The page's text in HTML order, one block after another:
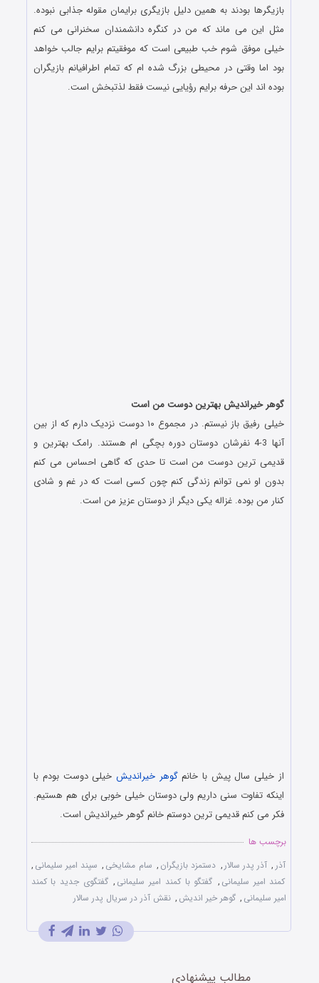
بازیگرها بودند به همین دلیل بازیگری برایمان مقوله جذابی نبوده.
مثل این می ماند که من در کنگره دانشمندان سخنرانی می کنم
خیلی موفق شوم خب طبیعی است که موفقیتم برایم جالب خواهد
بود اما وقتی در محیطی بزرگ شده ام که تمام اطرافیانم بازیگران
بوده اند این حرفه برایم رؤیایی نیست فقط لذتبخش است.
گوهر خیراندیش بهترین دوست من است
خیلی رفیق باز نیستم. در مجموع ۱۰ دوست نزدیک دارم که از بین
آنها 3-4 نفرشان دوستان دوره بچگی ام هستند. رامک بهترین و
قدیمی ترین دوست من است تا حدی که گاهی احساس می کنم
بدون او نمی توانم زندگی کنم چون کسی است که در غم و شادی
کنار من بوده. غزاله یکی دیگر از دوستان عزیز من است.
از خیلی سال پیش با خانمگوهر خیراندیش خیلی دوست بودم با
اینکه تفاوت سنی داریم ولی دوستان خیلی خوبی برای هم هستیم.
فکر می کنم قدیمی ترین دوستم خانم گوهر خیراندیش است.
برچسب ها
آذر , آذر پدر سالار , دستمزد بازیگران , سام مشایخی , سپند امیر سلیمانی ,
کمند امیر سلیمانی , گفتگو با کمند امیر سلیمانی , گفتگوی جدید با کمند
امیر سلیمانی , گوهر خیر اندیش , نقش آذر در سریال پدر سالار
مطالب پیشنهادی